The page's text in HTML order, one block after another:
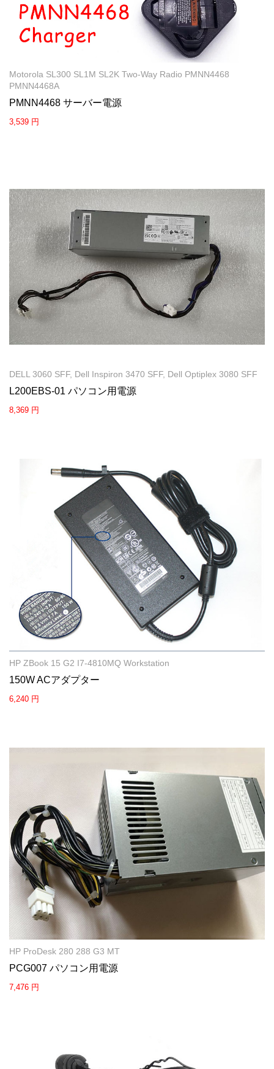
Motorola SL300 SL1M SL2K Two-Way Radio PMNN4468
PMNN4468A
PMNN4468 サーバー電源
3,539 円
DELL 3060 SFF, Dell Inspiron 3470 SFF, Dell Optiplex 3080 SFF
L200EBS-01 パソコン用電源
8,369 円
HP ZBook 15 G2 I7-4810MQ Workstation
150W ACアダプター
6,240 円
HP ProDesk 280 288 G3 MT
PCG007 パソコン用電源
7,476 円